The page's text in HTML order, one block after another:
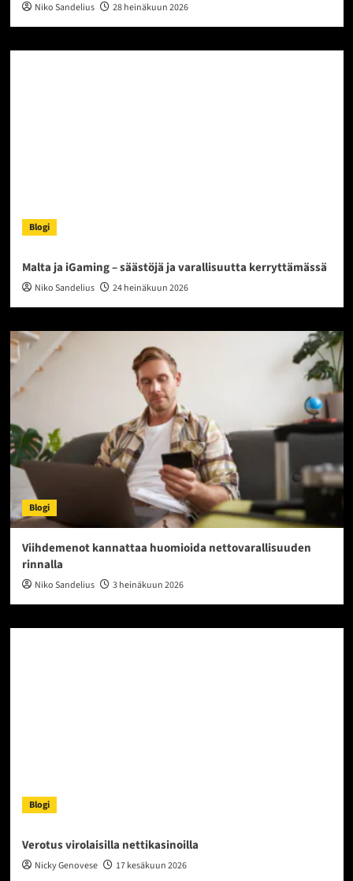
Niko Sandelius 28 heinäkuun 2026
Blogi
Malta ja iGaming – säästöjä ja varallisuutta kerryttämässä
Niko Sandelius 24 heinäkuun 2026
Blogi
Viihdemenot kannattaa huomioida nettovarallisuuden
rinnalla
Niko Sandelius 3 heinäkuun 2026
Blogi
Verotus virolaisilla nettikasinoilla
Nicky Genovese 17 kesäkuun 2026